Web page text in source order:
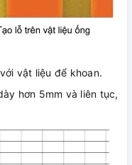
vật liệu để khoan.
hơn 5mm và liên tục,